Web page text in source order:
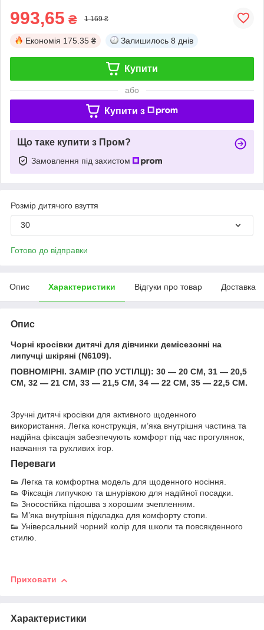
993,65 ₴ 1 169 ₴
Економія 175.35 ₴ Залишилось 8 днів
Купити
або
Купити з
Що таке купити з Пром?
Замовлення під захистом
Розмір дитячого взуття
30
Готово до відправки
Опис Характеристики Відгуки про товар Доставка
Опис
Чорні кросівки дитячі для дівчинки демісезонні на
липучці шкіряні (N6109).
ПОВНОМІРНІ. ЗАМІР (ПО УСТІЛЦІ): 30 — 20 СМ, 31 — 20,5
СМ, 32 — 21 СМ, 33 — 21,5 СМ, 34 — 22 СМ, 35 — 22,5 СМ.
Зручні дитячі кросівки для активного щоденного
використання. Легка конструкція, м’яка внутрішня частина та
надійна фіксація забезпечують комфорт під час прогулянок,
навчання та рухливих ігор.
Переваги
👟 Легка та комфортна модель для щоденного носіння.
👟 Фіксація липучкою та шнурівкою для надійної посадки.
👟 Зносостійка підошва з хорошим зчепленням.
👟 М’яка внутрішня підкладка для комфорту стопи.
👟 Універсальний чорний колір для школи та повсякденного
стилю.
Приховати
Характеристики